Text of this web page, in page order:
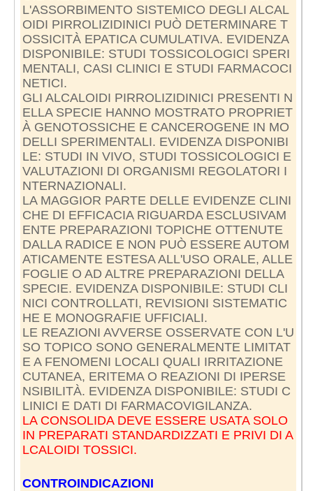
L'ASSORBIMENTO SISTEMICO DEGLI ALCAL
OIDI PIRROLIZIDINICI PUÒ DETERMINARE T
OSSICITÀ EPATICA CUMULATIVA. EVIDENZA
DISPONIBILE: STUDI TOSSICOLOGICI SPERI
MENTALI, CASI CLINICI E STUDI FARMACOCI
NETICI.
GLI ALCALOIDI PIRROLIZIDINICI PRESENTI N
ELLA SPECIE HANNO MOSTRATO PROPRIET
À GENOTOSSICHE E CANCEROGENE IN MO
DELLI SPERIMENTALI. EVIDENZA DISPONIBI
LE: STUDI IN VIVO, STUDI TOSSICOLOGICI E
VALUTAZIONI DI ORGANISMI REGOLATORI I
NTERNAZIONALI.
LA MAGGIOR PARTE DELLE EVIDENZE CLINI
CHE DI EFFICACIA RIGUARDA ESCLUSIVAM
ENTE PREPARAZIONI TOPICHE OTTENUTE
DALLA RADICE E NON PUÒ ESSERE AUTOM
ATICAMENTE ESTESA ALL'USO ORALE, ALLE
FOGLIE O AD ALTRE PREPARAZIONI DELLA
SPECIE. EVIDENZA DISPONIBILE: STUDI CLI
NICI CONTROLLATI, REVISIONI SISTEMATIC
HE E MONOGRAFIE UFFICIALI.
LE REAZIONI AVVERSE OSSERVATE CON L'U
SO TOPICO SONO GENERALMENTE LIMITAT
E A FENOMENI LOCALI QUALI IRRITAZIONE
CUTANEA, ERITEMA O REAZIONI DI IPERSE
NSIBILITÀ. EVIDENZA DISPONIBILE: STUDI C
LA CONSOLIDA DEVE ESSERE USATA SOLO
IN PREPARATI STANDARDIZZATI E PRIVI DI A
LCALOIDI TOSSICI.
CONTROINDICAZIONI